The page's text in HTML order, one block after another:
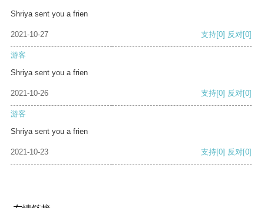
Shriya sent you a frien
2021-10-27 支持[0] 反对[0]
游客
Shriya sent you a frien
2021-10-26 支持[0] 反对[0]
游客
Shriya sent you a frien
2021-10-23 支持[0] 反对[0]